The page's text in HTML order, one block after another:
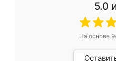
5.0
На основе